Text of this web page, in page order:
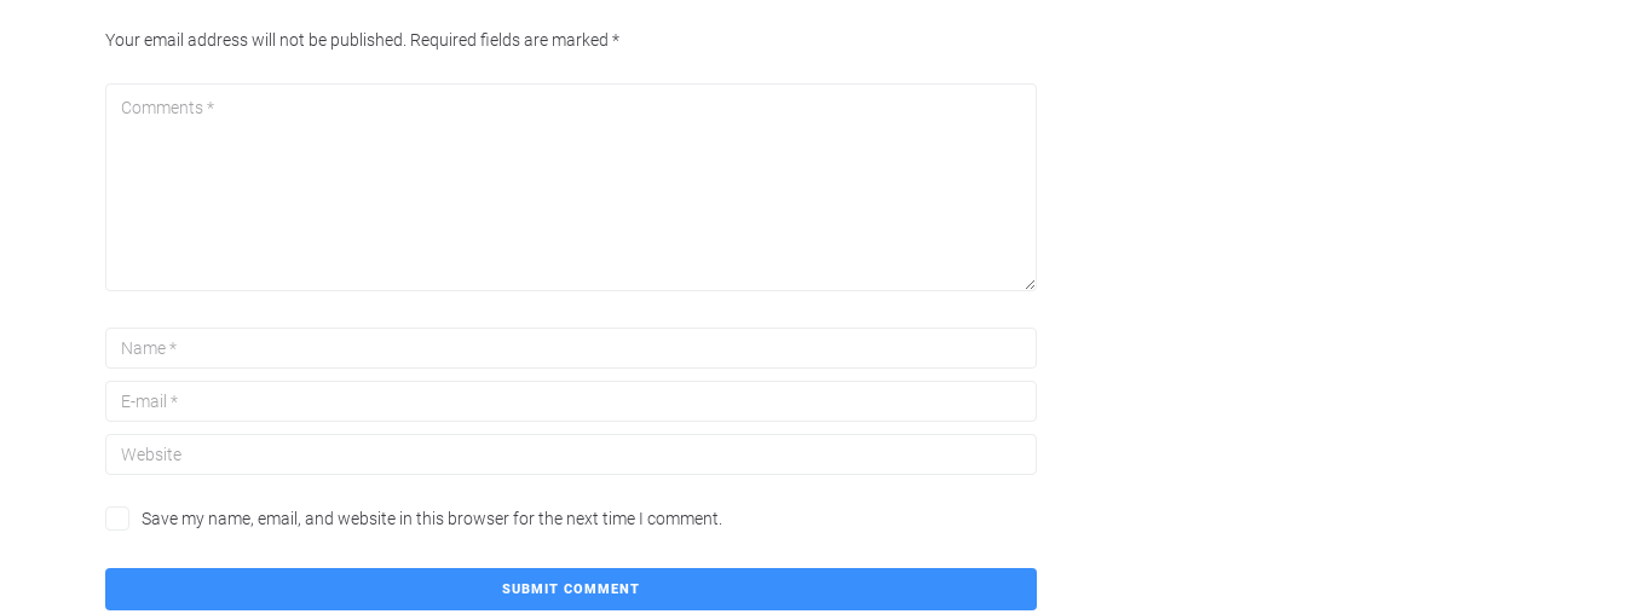
Your email address will not be published. Required fields are marked *
Save my name, email, and website in this browser for the next time I comment.